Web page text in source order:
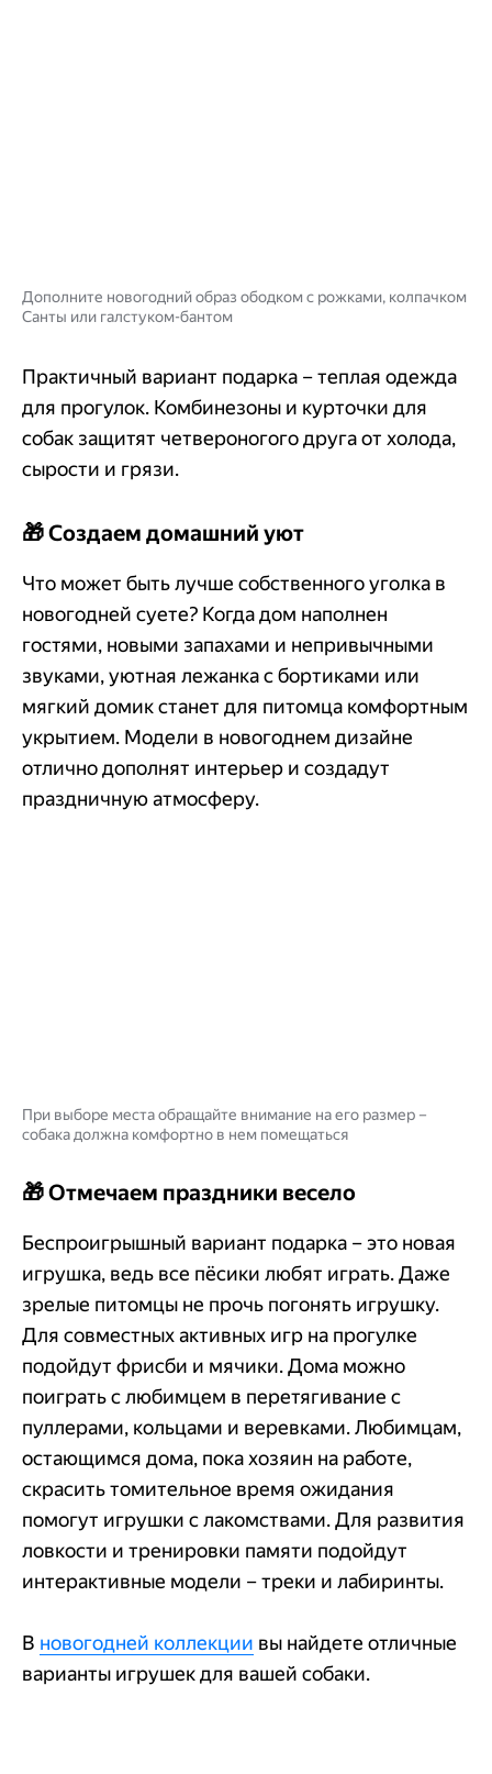
Дополните новогодний образ ободком с рожками, колпачком
Санты или галстуком-бантом
Практичный вариант подарка – теплая одежда
для прогулок. Комбинезоны и курточки для
собак защитят четвероногого друга от холода,
сырости и грязи.
🎁 Создаем домашний уют
Что может быть лучше собственного уголка в
новогодней суете? Когда дом наполнен
гостями, новыми запахами и непривычными
звуками, уютная лежанка с бортиками или
мягкий домик станет для питомца комфортным
укрытием. Модели в новогоднем дизайне
отлично дополнят интерьер и создадут
праздничную атмосферу.
При выборе места обращайте внимание на его размер –
собака должна комфортно в нем помещаться
🎁 Отмечаем праздники весело
Беспроигрышный вариант подарка – это новая
игрушка, ведь все пёсики любят играть. Даже
зрелые питомцы не прочь погонять игрушку.
Для совместных активных игр на прогулке
подойдут фрисби и мячики. Дома можно
поиграть с любимцем в перетягивание с
пуллерами, кольцами и веревками. Любимцам,
остающимся дома, пока хозяин на работе,
скрасить томительное время ожидания
помогут игрушки с лакомствами. Для развития
ловкости и тренировки памяти подойдут
интерактивные модели – треки и лабиринты.
В новогодней коллекции вы найдете отличные
варианты игрушек для вашей собаки.